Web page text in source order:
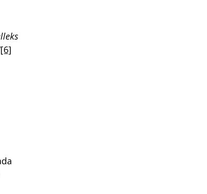
[6]